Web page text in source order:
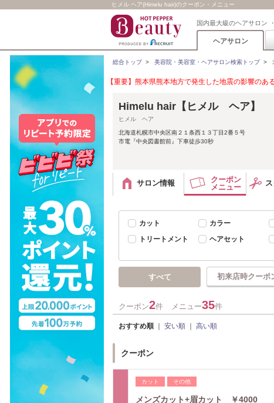
ヒメル ヘア(Himelu hair)のクーポン・メニュー
国内最大級のヘアサロン
ヘアサロン
総合トップ> 美容院・美容室・ヘアサロン検索トップ>
【重要】熊本県熊本地方で発生した地震の影響の
Himelu hair【ヒメル ヘア】
ヒメル ヘア
北海道札幌市中央区南２１条西１３丁目2番５号
市電『中央図書館前』下車徒歩30秒
サロン情報
クーポン
メニュー
カット カラー
トリートメント
ヘアセット
すべて 初来店時クーポ
クーポン2件 メニュー35件
おすすめ順 ｜ 安い順 ｜ 高い順
クーポン
カット その他
メンズカット+眉カット ￥4000